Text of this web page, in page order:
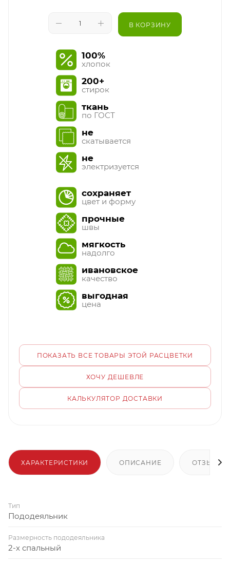
В КОРЗИНУ
100%
хлопок
200+
стирок
ткань
по ГОСТ
не
скатывается
не
электризуется
сохраняет
цвет и форму
прочные
швы
мягкость
надолго
ивановское
качество
выгодная
цена
ПОКАЗАТЬ ВСЕ ТОВАРЫ ЭТОЙ РАСЦВЕТКИ
ХОЧУ ДЕШЕВЛЕ
КАЛЬКУЛЯТОР ДОСТАВКИ
ХАРАКТЕРИСТИКИ ОПИСАНИЕ ОТЗЫВЫ
Тип
Пододеяльник
Размерность пододеяльника
2-х спальный